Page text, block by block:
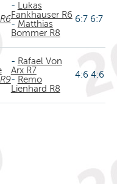
-
Lukas
Fankhauser R6
- Matthias
Bommer R8
6:7 6:7
- Rafael Von
Arx R7
- Remo
Lienhard R8
4:6 4:6